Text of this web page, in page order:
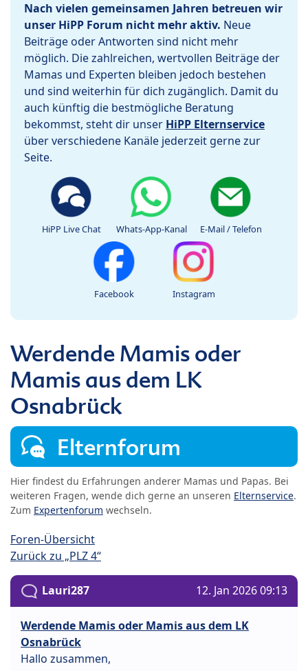
Nach vielen gemeinsamen Jahren betreuen wir
unser HiPP Forum nicht mehr aktiv. Neue
Beiträge oder Antworten sind nicht mehr
möglich. Die zahlreichen, wertvollen Beiträge der
Mamas und Experten bleiben jedoch bestehen
und sind weiterhin für dich zugänglich. Damit du
auch künftig die bestmögliche Beratung
bekommst, steht dir unser HiPP Elternservice
über verschiedene Kanäle jederzeit gerne zur
Seite.
HiPP Live Chat Whats-App-Kanal E-Mail / Telefon
Facebook Instagram
Werdende Mamis oder
Mamis aus dem LK
Osnabrück
Elternforum
Hier findest du Erfahrungen anderer Mamas und Papas. Bei
weiteren Fragen, wende dich gerne an unseren Elternservice.
Zum Expertenforum wechseln.
Foren-Übersicht
Zurück zu „PLZ 4“
Lauri287 12. Jan 2026 09:13
Werdende Mamis oder Mamis aus dem LK
Osnabrück
Hallo zusammen,